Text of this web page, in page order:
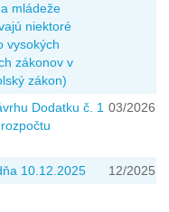
mládeže
niektoré
vysokých
zákonov v
zákon)
Dodatku č. 1 03/2026
10.12.2025 12/2025